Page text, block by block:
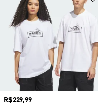
Preço
R$229,99